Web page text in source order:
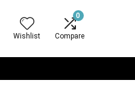
Wishlist
0
Compare